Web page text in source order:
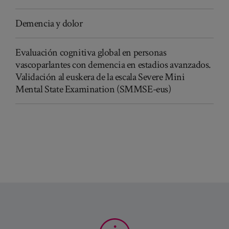
Demencia y dolor
Evaluación cognitiva global en personas
vascoparlantes con demencia en estadios avanzados.
Validación al euskera de la escala Severe Mini
Mental State Examination (SMMSE-eus)